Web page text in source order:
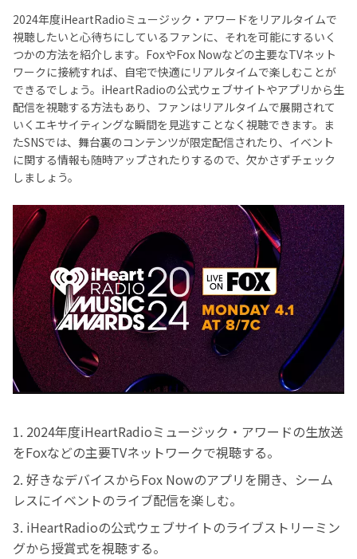
2024年度iHeartRadioミュージック・アワードをリアルタイムで
視聴したいと心待ちにしているファンに、それを可能にするいく
つかの方法を紹介します。FoxやFox Nowなどの主要なTVネット
ワークに接続すれば、自宅で快適にリアルタイムで楽しむことが
できるでしょう。iHeartRadioの公式ウェブサイトやアプリから生
配信を視聴する方法もあり、ファンはリアルタイムで展開されて
いくエキサイティングな瞬間を見逃すことなく視聴できます。ま
たSNSでは、舞台裏のコンテンツが限定配信されたり、イベント
に関する情報も随時アップされたりするので、欠かさずチェック
しましょう。
1. 2024年度iHeartRadioミュージック・アワードの生放送
をFoxなどの主要TVネットワークで視聴する。
2. 好きなデバイスからFox Nowのアプリを開き、シーム
レスにイベントのライブ配信を楽しむ。
3. iHeartRadioの公式ウェブサイトのライブストリーミン
グから授賞式を視聴する。